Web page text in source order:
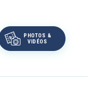
PHOTOS &
VIDÉOS